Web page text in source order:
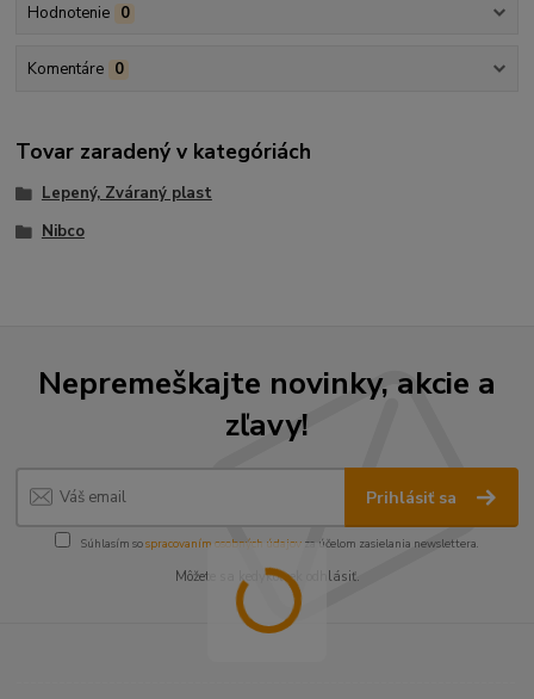
Hodnotenie 0
Komentáre 0
Tovar zaradený v kategóriách
Lepený, Zváraný plast
Nibco
Nepremeškajte novinky, akcie a
zľavy!
Prihlásiť sa
Súhlasím sospracovaním osobných údajov za účelom zasielania newslettera.
Môžete sa kedykoľvek odhlásiť.